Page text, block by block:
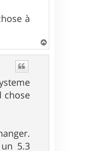
à
a
chose
5.3